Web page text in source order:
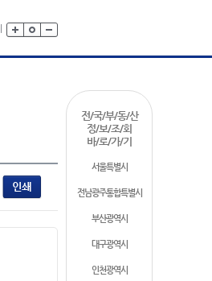
전/국/부/동/산
정/보/조/회
바/로/가/기
서울특별시
전남광주통합특별시
부산광역시
대구광역시
인천광역시